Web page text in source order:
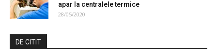
apar la centralele termice
28/05/2020
DE CITIT